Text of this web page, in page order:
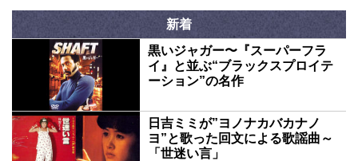
新着
黒いジャガー〜『スーパーフラ
イ』と並ぶ“ブラックスプロイテ
ーション”の名作
日吉ミミが”ヨノナカバカナノ
ヨ”と歌った回文による歌謡曲～
「世迷い言」